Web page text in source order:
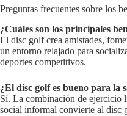
Preguntas frecuentes sobre los
¿Cuáles son los principales
El disc golf crea amistades,
un entorno relajado para
deportes competitivos.
¿El disc golf es bueno para la
Sí. La combinación de ejercicio
social informal convierte al disc